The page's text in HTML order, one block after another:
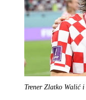
Trener Zlatko Walić